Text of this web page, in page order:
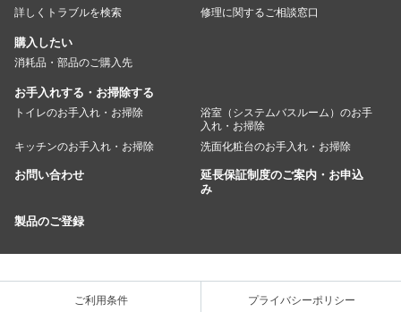
詳しくトラブルを検索
修理に関するご相談窓口
購入したい
消耗品・部品のご購入先
お手入れする・お掃除する
トイレのお手入れ・お掃除
浴室（システムバスルーム）のお手
入れ・お掃除
キッチンのお手入れ・お掃除
洗面化粧台のお手入れ・お掃除
お問い合わせ
延長保証制度のご案内・お申込
み
製品のご登録
ご利用条件 プライバシーポリシー